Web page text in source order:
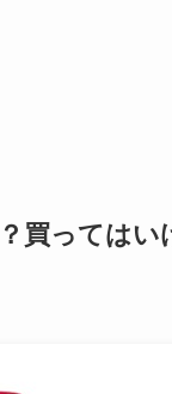
買ってはい